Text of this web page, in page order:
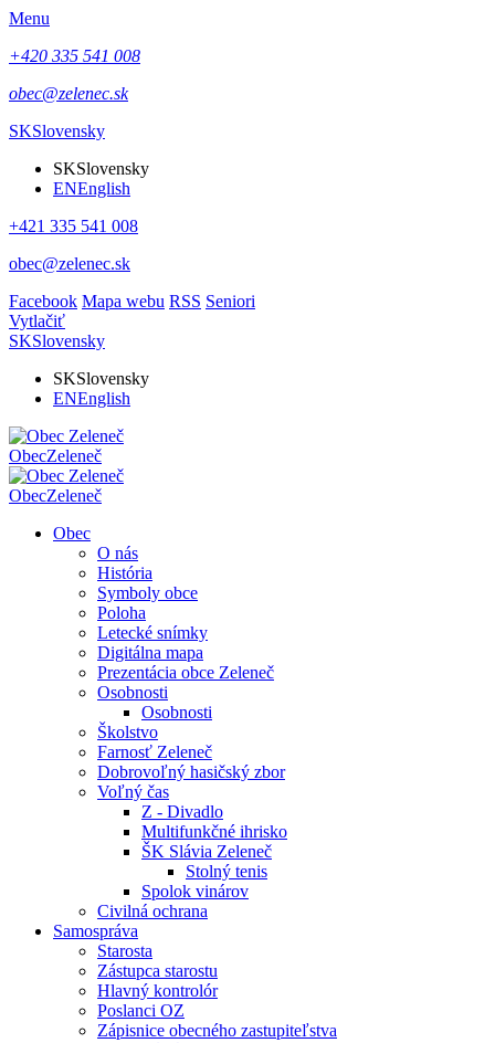
Menu
+420 335 541 008
obec@zelenec.sk
SKSlovensky
SKSlovensky
ENEnglish
+421 335 541 008
obec@zelenec.sk
Facebook Mapa webu RSS Seniori
Vytlačiť
SKSlovensky
SKSlovensky
ENEnglish
ObecZeleneč
ObecZeleneč
Obec
O nás
História
Symboly obce
Poloha
Letecké snímky
Digitálna mapa
Prezentácia obce Zeleneč
Osobnosti
Osobnosti
Školstvo
Farnosť Zeleneč
Dobrovoľný hasičský zbor
Voľný čas
Z - Divadlo
Multifunkčné ihrisko
ŠK Slávia Zeleneč
Stolný tenis
Spolok vinárov
Civilná ochrana
Samospráva
Starosta
Zástupca starostu
Hlavný kontrolór
Poslanci OZ
Zápisnice obecného zastupiteľstva